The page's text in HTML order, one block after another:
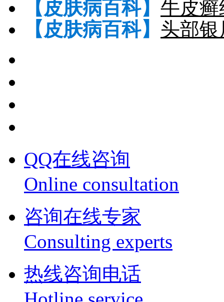
【皮肤病百科】 牛皮
【皮肤病百科】 头部
QQ在线咨询
Online consultation
咨询在线专家
Consulting experts
热线咨询电话